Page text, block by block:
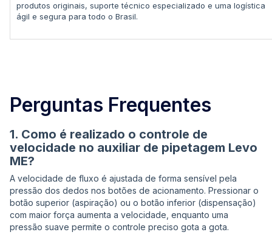
produtos originais, suporte técnico especializado e uma logística
ágil e segura para todo o Brasil.
Perguntas Frequentes
1. Como é realizado o controle de
velocidade no auxiliar de pipetagem Levo
ME?
A velocidade de fluxo é ajustada de forma sensível pela
pressão dos dedos nos botões de acionamento. Pressionar o
botão superior (aspiração) ou o botão inferior (dispensação)
com maior força aumenta a velocidade, enquanto uma
pressão suave permite o controle preciso gota a gota.